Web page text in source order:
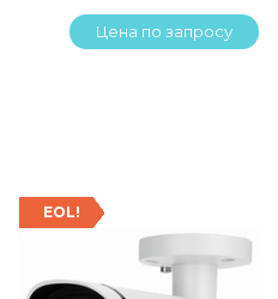
Цена по запросу
EOL!